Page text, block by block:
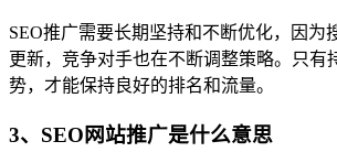
SEO推广需要长期坚持和不断优化，因为
更新，竞争对手也在不断调整策略。只有
势，才能保持良好的排名和流量。
3、SEO网站推广是什么意思